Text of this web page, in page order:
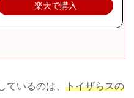
楽天で購入
ているのは、 トイザらスの